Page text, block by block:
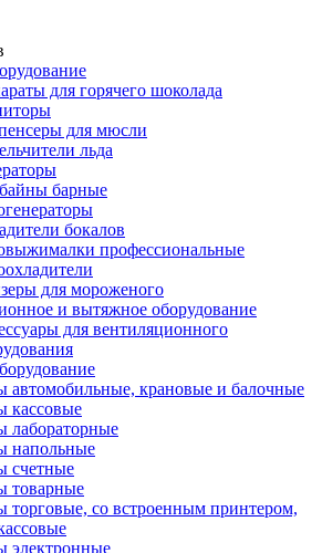
для горячего шоколада
для мюсли
льда
барные
бокалов
профессиональные
для мороженого
и вытяжное оборудование
для вентиляционного
автомобильные, крановые и балочные
кассовые
лабораторные
напольные
счетные
товарные
торговые, со встроенным принтером,
электронные